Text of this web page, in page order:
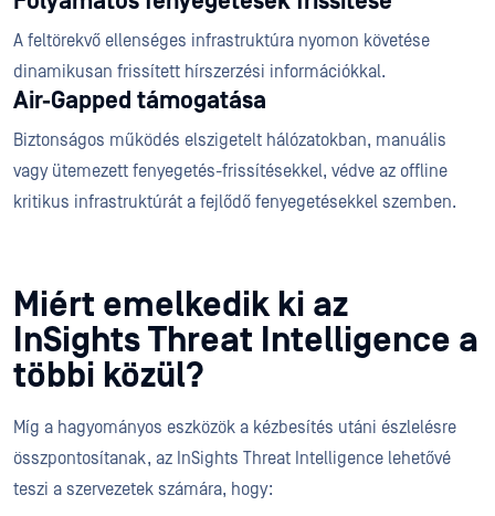
A feltörekvő ellenséges infrastruktúra nyomon követése
dinamikusan frissített hírszerzési információkkal.
Air-Gapped támogatása
Biztonságos működés elszigetelt hálózatokban, manuális
vagy ütemezett fenyegetés-frissítésekkel, védve az offline
kritikus infrastruktúrát a fejlődő fenyegetésekkel szemben.
Miért emelkedik ki az
InSights Threat Intelligence a
többi közül?
Míg a hagyományos eszközök a kézbesítés utáni észlelésre
összpontosítanak, az InSights Threat Intelligence lehetővé
teszi a szervezetek számára, hogy: